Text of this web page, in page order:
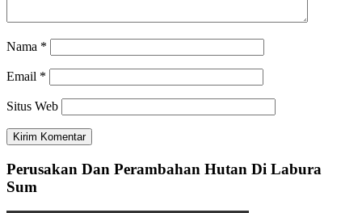
Nama *
Email *
Situs Web
Perusakan Dan Perambahan Hutan Di Labura
Sum